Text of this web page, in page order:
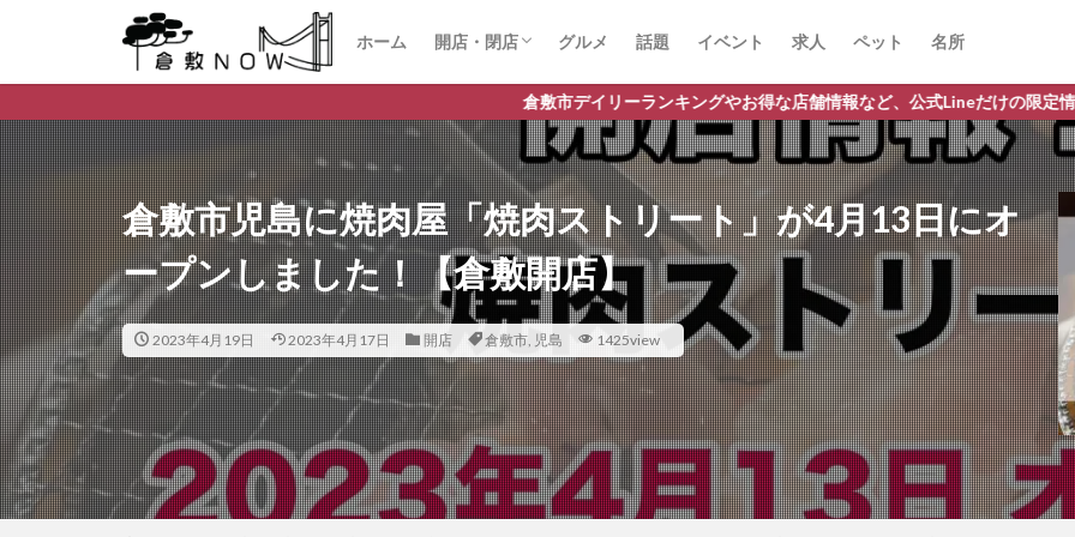
ホーム 開店・閉店 グルメ 話題 イベント 求人 ペット 名所
倉敷市デイリーランキングやお得な店舗情報など、公式Lineだけの限定情報を配信中！
倉敷市児島に焼肉屋「焼肉ストリート」が4月13日にオ
ープンしました！【倉敷開店】
2023年4月19日 2023年4月17日 開店 倉敷市, 児島 1425view